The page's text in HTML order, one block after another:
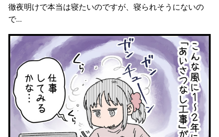
徹夜明けで本当は寝たいのですが、寝られそうにないの
で…